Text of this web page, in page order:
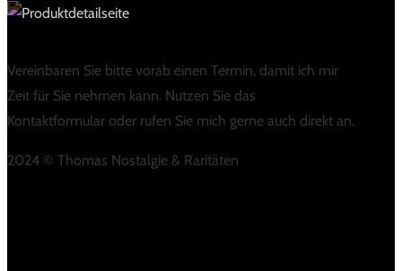
Vereinbaren Sie bitte vorab einen Termin, damit ich mir
Zeit für Sie nehmen kann. Nutzen Sie das
Kontaktformular oder rufen Sie mich gerne auch direkt an.
2024 © Thomas Nostalgie & Raritäten